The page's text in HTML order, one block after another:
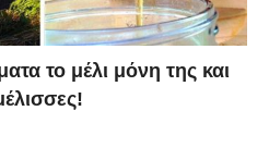
το μέλι μόνη της και